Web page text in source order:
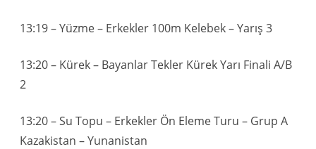
13:19 – Yüzme – Erkekler 100m Kelebek – Yarış 3
13:20 – Kürek – Bayanlar Tekler Kürek Yarı Finali A/B
2
13:20 – Su Topu – Erkekler Ön Eleme Turu – Grup A
Kazakistan – Yunanistan